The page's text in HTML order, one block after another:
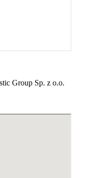
Group Sp. z o.o.